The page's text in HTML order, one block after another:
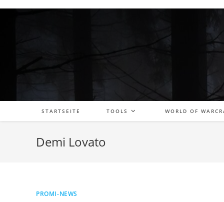
STARTSEITE TOOLS WORLD OF
Demi Lovato
PROMI-NEWS